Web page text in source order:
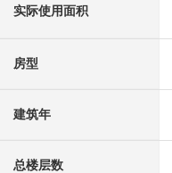
实际使用面积
房型
建筑年
总楼层数